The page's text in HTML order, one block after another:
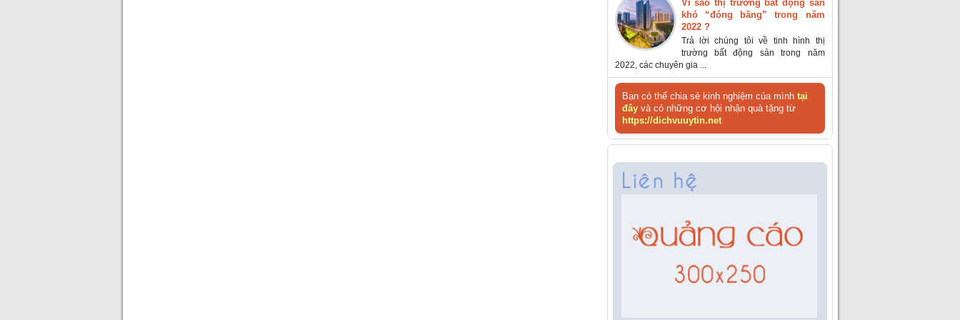
Vì sao thị trường bất động sản
khó “đóng băng” trong năm
2022 ?
Trả lời chúng tôi về tinh hình thị
trường bất động sản trong năm
2022, các chuyên gia ...
Bạn có thể chia sẻ kinh nghiệm của mình tại
đâyvà có những cơ hội nhận quà tặng từ
https://dichvuuytin.net